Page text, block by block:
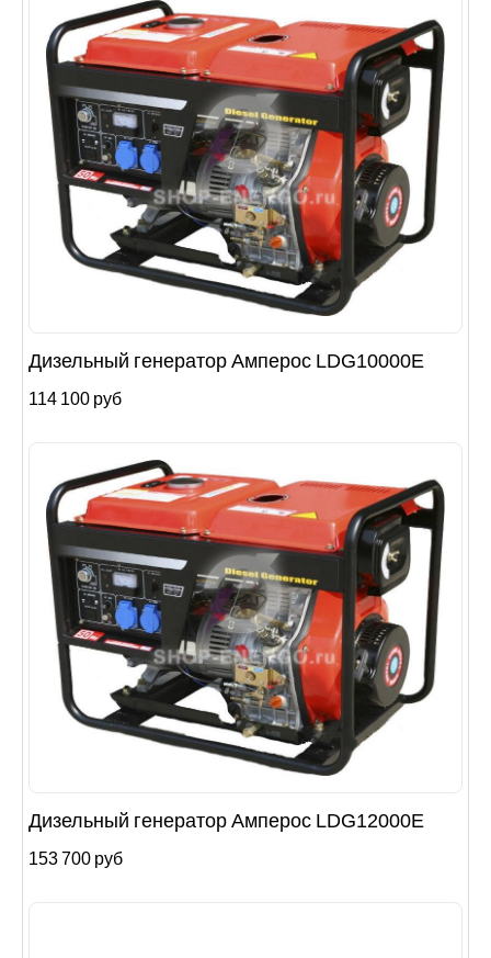
Дизельный генератор Амперос LDG10000E
114 100 руб
Дизельный генератор Амперос LDG12000E
153 700 руб